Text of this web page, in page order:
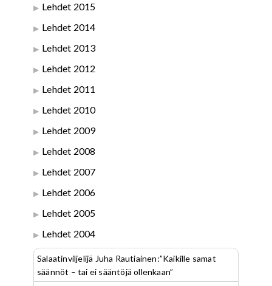
Lehdet 2015
Lehdet 2014
Lehdet 2013
Lehdet 2012
Lehdet 2011
Lehdet 2010
Lehdet 2009
Lehdet 2008
Lehdet 2007
Lehdet 2006
Lehdet 2005
Lehdet 2004
Salaatinviljelijä Juha Rautiainen:”Kaikille samat
säännöt – tai ei sääntöjä ollenkaan”